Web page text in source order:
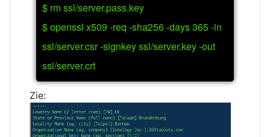
$ rm ssl/server.pass.key
$ openssl x509 -req -sha256 -days 365 -in
ssl/server.csr -signkey ssl/server.key -out
ssl/server.crt
Zie: